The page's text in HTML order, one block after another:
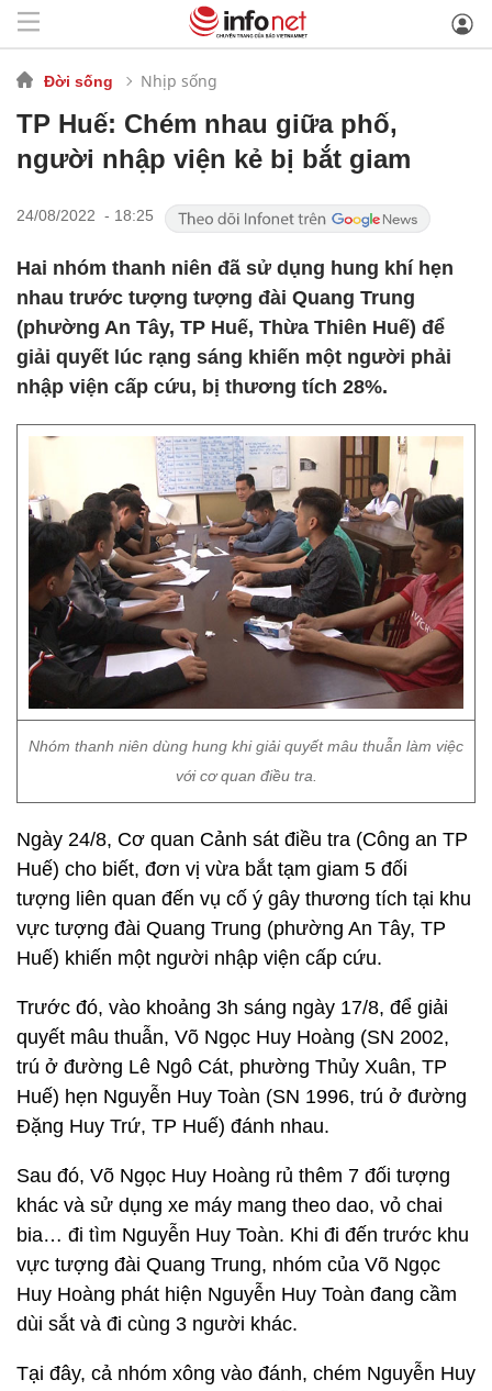
Đời sống Nhịp sống
TP Huế: Chém nhau giữa phố,
người nhập viện kẻ bị bắt giam
24/08/2022 - 18:25
Hai nhóm thanh niên đã sử dụng hung khí hẹn
nhau trước tượng tượng đài Quang Trung
(phường An Tây, TP Huế, Thừa Thiên Huế) để
giải quyết lúc rạng sáng khiến một người phải
nhập viện cấp cứu, bị thương tích 28%.
Nhóm thanh niên dùng hung khi giải quyết mâu thuẫn làm việc
với cơ quan điều tra.
Ngày 24/8, Cơ quan Cảnh sát điều tra (Công an TP
Huế) cho biết, đơn vị vừa bắt tạm giam 5 đối
tượng liên quan đến vụ cố ý gây thương tích tại khu
vực tượng đài Quang Trung (phường An Tây, TP
Huế) khiến một người nhập viện cấp cứu.
Trước đó, vào khoảng 3h sáng ngày 17/8, để giải
quyết mâu thuẫn, Võ Ngọc Huy Hoàng (SN 2002,
trú ở đường Lê Ngô Cát, phường Thủy Xuân, TP
Huế) hẹn Nguyễn Huy Toàn (SN 1996, trú ở đường
Đặng Huy Trứ, TP Huế) đánh nhau.
Sau đó, Võ Ngọc Huy Hoàng rủ thêm 7 đối tượng
khác và sử dụng xe máy mang theo dao, vỏ chai
bia… đi tìm Nguyễn Huy Toàn. Khi đi đến trước khu
vực tượng đài Quang Trung, nhóm của Võ Ngọc
Huy Hoàng phát hiện Nguyễn Huy Toàn đang cầm
dùi sắt và đi cùng 3 người khác.
Tại đây, cả nhóm xông vào đánh, chém Nguyễn Huy